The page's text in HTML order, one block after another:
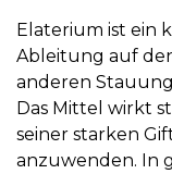
Elaterium ist ein
Ableitung auf
anderen
Das Mittel wirkt
seiner starken
anzuwenden. In